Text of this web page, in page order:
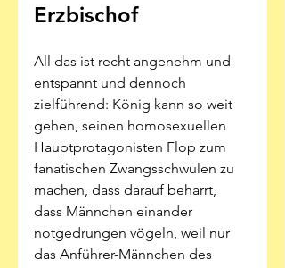
Erzbischof
All das ist recht angenehm und
entspannt und dennoch
zielführend: König kann so weit
gehen, seinen homosexuellen
Hauptprotagonisten Flop zum
fanatischen Zwangsschwulen zu
machen, dass darauf beharrt,
dass Männchen einander
notgedrungen vögeln, weil nur
das Anführer-Männchen des